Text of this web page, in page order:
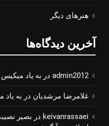
هنرهای دیگر
آخرین دیدگاه‌ها
admin2012 در به یاد
غلامرضا مرشدیان در به
keivanrassaei در بصیر